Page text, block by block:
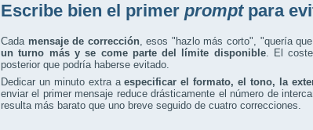
Escribe bien el primer promptpara
Cada mensaje de corrección, esos "hazlo más corto", "quería
un turno más y se come parte del límite disponible. El
posterior que podría haberse evitado.
Dedicar un minuto extra aespecificar el formato, el tono, la
enviar el primer mensaje reduce drásticamente el número de
resulta más barato que uno breve seguido de cuatro correcciones.